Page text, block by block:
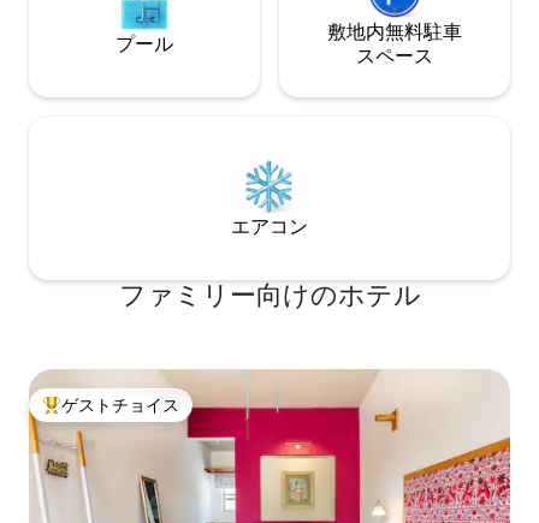
プール
敷地内無料駐⁠車
ス⁠ペ⁠ー⁠ス
エアコン
ファミリー向⁠け⁠のホ⁠テ⁠ル
大好評のゲストチョイスです。
ゲストチョイス